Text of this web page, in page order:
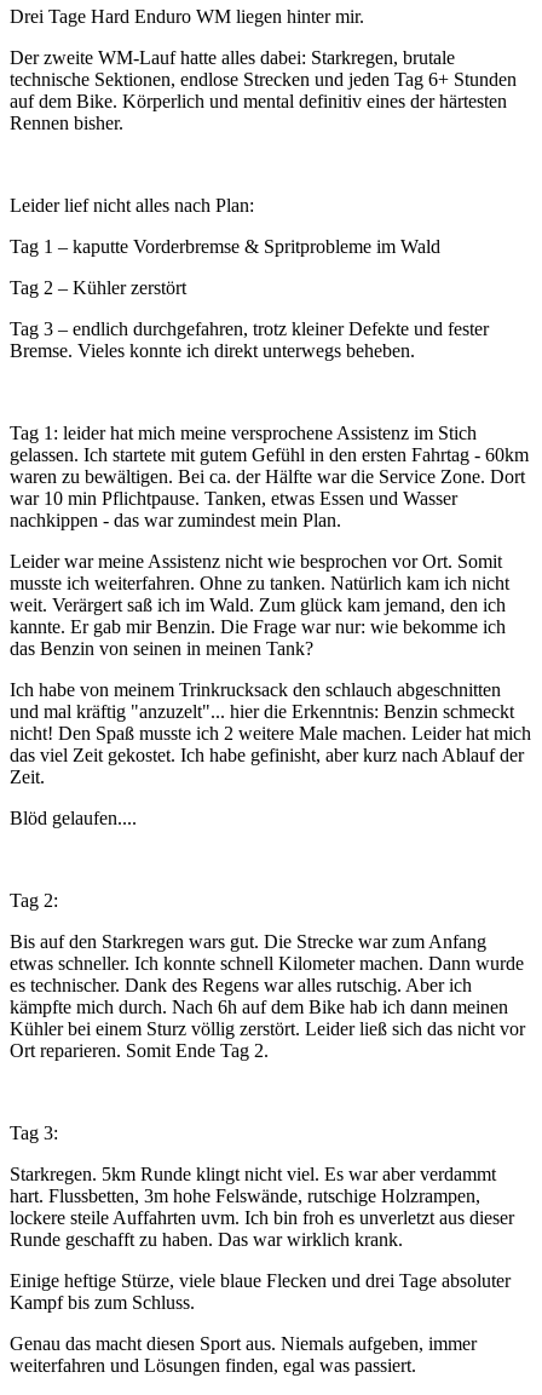
Drei Tage Hard Enduro WM liegen hinter mir.
Der zweite WM-Lauf hatte alles dabei: Starkregen, brutale
technische Sektionen, endlose Strecken und jeden Tag 6+ Stunden
auf dem Bike. Körperlich und mental definitiv eines der härtesten
Rennen bisher.
Leider lief nicht alles nach Plan:
Tag 1 – kaputte Vorderbremse & Spritprobleme im Wald
Tag 2 – Kühler zerstört
Tag 3 – endlich durchgefahren, trotz kleiner Defekte und fester
Bremse. Vieles konnte ich direkt unterwegs beheben.
Tag 1: leider hat mich meine versprochene Assistenz im Stich
gelassen. Ich startete mit gutem Gefühl in den ersten Fahrtag - 60km
waren zu bewältigen. Bei ca. der Hälfte war die Service Zone. Dort
war 10 min Pflichtpause. Tanken, etwas Essen und Wasser
nachkippen - das war zumindest mein Plan.
Leider war meine Assistenz nicht wie besprochen vor Ort. Somit
musste ich weiterfahren. Ohne zu tanken. Natürlich kam ich nicht
weit. Verärgert saß ich im Wald. Zum glück kam jemand, den ich
kannte. Er gab mir Benzin. Die Frage war nur: wie bekomme ich
das Benzin von seinen in meinen Tank?
Ich habe von meinem Trinkrucksack den schlauch abgeschnitten
und mal kräftig "anzuzelt"... hier die Erkenntnis: Benzin schmeckt
nicht! Den Spaß musste ich 2 weitere Male machen. Leider hat mich
das viel Zeit gekostet. Ich habe gefinisht, aber kurz nach Ablauf der
Zeit.
Blöd gelaufen....
Tag 2:
Bis auf den Starkregen wars gut. Die Strecke war zum Anfang
etwas schneller. Ich konnte schnell Kilometer machen. Dann wurde
es technischer. Dank des Regens war alles rutschig. Aber ich
kämpfte mich durch. Nach 6h auf dem Bike hab ich dann meinen
Kühler bei einem Sturz völlig zerstört. Leider ließ sich das nicht vor
Ort reparieren. Somit Ende Tag 2.
Tag 3:
Starkregen. 5km Runde klingt nicht viel. Es war aber verdammt
hart. Flussbetten, 3m hohe Felswände, rutschige Holzrampen,
lockere steile Auffahrten uvm. Ich bin froh es unverletzt aus dieser
Runde geschafft zu haben. Das war wirklich krank.
Einige heftige Stürze, viele blaue Flecken und drei Tage absoluter
Kampf bis zum Schluss.
Genau das macht diesen Sport aus. Niemals aufgeben, immer
weiterfahren und Lösungen finden, egal was passiert.